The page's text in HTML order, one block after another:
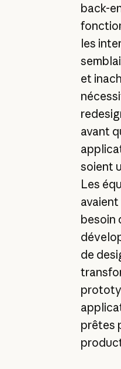
back-
les
et
avant
soient
Les
besoin
de
prêtes